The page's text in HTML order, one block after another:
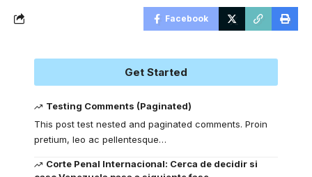
Facebook
Get Started
Testing Comments (Paginated)
This post test nested and paginated comments. Proin
pretium, leo ac pellentesque…
Corte Penal Internacional: Cerca de decidir si